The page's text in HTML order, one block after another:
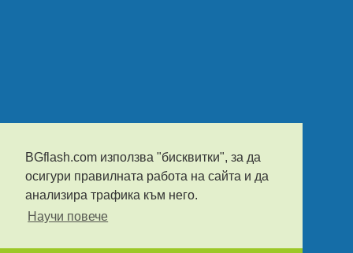
BGflash.com използва "бисквитки", за да
осигури правилната работа на сайта и да
анализира трафика към него.
Научи повече